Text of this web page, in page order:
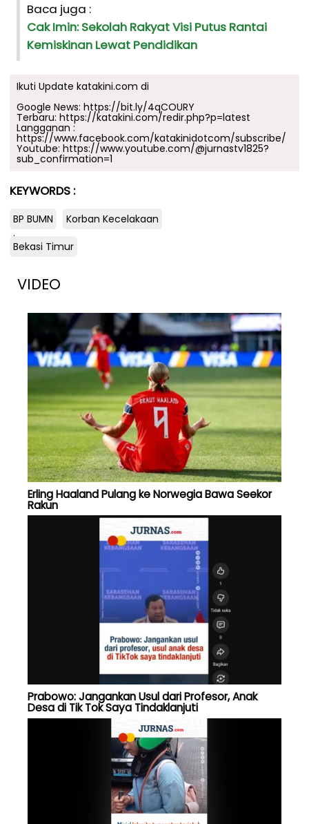
Baca juga :
Cak Imin: Sekolah Rakyat Visi Putus Rantai
Kemiskinan Lewat Pendidikan
Ikuti Update katakini.com di
Google News: https://bit.ly/4qCOURY
Terbaru: https://katakini.com/redir.php?p=latest
Langganan :
https://www.facebook.com/katakinidotcom/subscribe/
Youtube: https://www.youtube.com/@jurnastv1825?
sub_confirmation=1
KEYWORDS :
BP BUMN
Korban Kecelakaan
.
Bekasi Timur
VIDEO
Erling Haaland Pulang ke Norwegia Bawa Seekor
Rakun
Prabowo: Jangankan Usul dari Profesor, Anak
Desa di Tik Tok Saya Tindaklanjuti